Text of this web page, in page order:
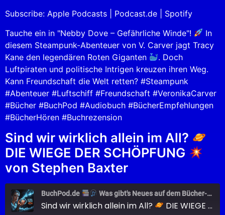
RSS FEED
EMBED
Subscribe: Apple Podcasts Podcast.de
Spotify
Tauche ein in "Nebby Dove – Gefährliche Winde"!
In
diesem Steampunk-Abenteuer von V. Carver jagt Tracy
Kane den legendären Roten Giganten
. Doch
Luftpiraten und politische Intrigen kreuzen ihren Weg.
Kann Freundschaft die Welt retten? #Steampunk
#Abenteuer #Luftschiff #Freundschaft #VeronikaCarver
#Bücher #BuchPod #Audiobuch #BücherEmpfehlungen
#BücherHören #Buchrezension
Sind wir wirklich allein im All?
DIE WIEGE DER SCHÖPFUNG
von Stephen Baxter
BuchPod.de Was gibt's Neues auf dem Bücher-Markt?
Sind wir wirklich allein im All? DIE WIEGE DER SCHÖPFUNG